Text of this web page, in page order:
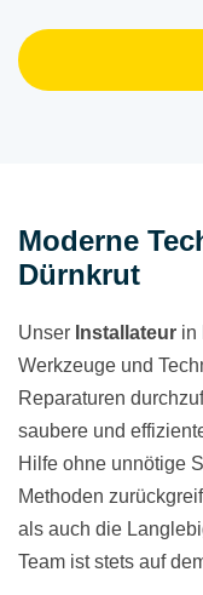
Moderne
Dürnkrut
Unser Installateur in
Werkzeuge und
Reparaturen
saubere und
Hilfe ohne unnötige
Methoden
als auch die
Team ist stets auf